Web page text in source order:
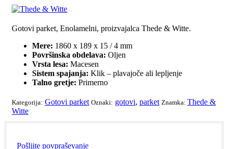
Gotovi parket, Enolamelni, proizvajalca Thede & Witte.
Mere: 1860 x 189 x 15 / 4 mm
Površinska obdelava: Oljen
Vrsta lesa: Macesen
Sistem spajanja: Klik – plavajoče ali lepljenje
Talno gretje: Primerno
Kategorija: Gotovi parket Oznaki: gotovi, parket Znamka: Thede &
Witte
Pošljite povpraševanje